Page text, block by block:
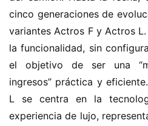
cinco generaciones de
variantes Actros F y Actros
la funcionalidad, sin
el objetivo de ser una
ingresos” práctica y
L se centra en la
experiencia de lujo,